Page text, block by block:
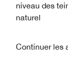
niveau des
naturel
Continuer les